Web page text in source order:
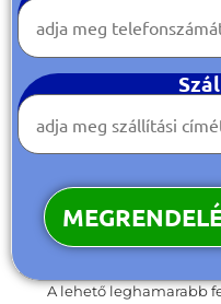
A lehető leghamarabb